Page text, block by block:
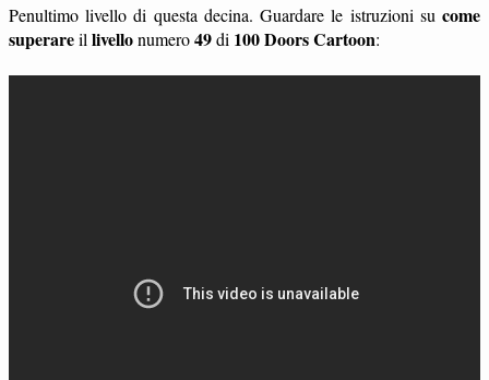
Penultimo livello di questa decina. Guardare le istruzioni su come
superareil livellonumero49di 100 Doors Cartoon: